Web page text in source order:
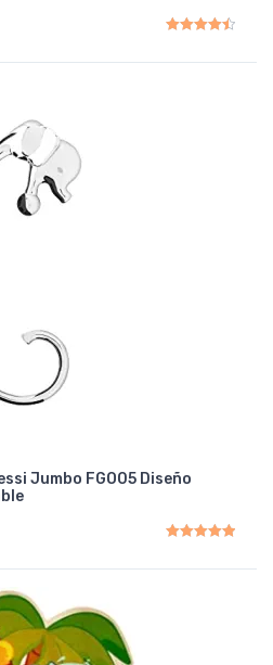
Jumbo FGO05 Diseño